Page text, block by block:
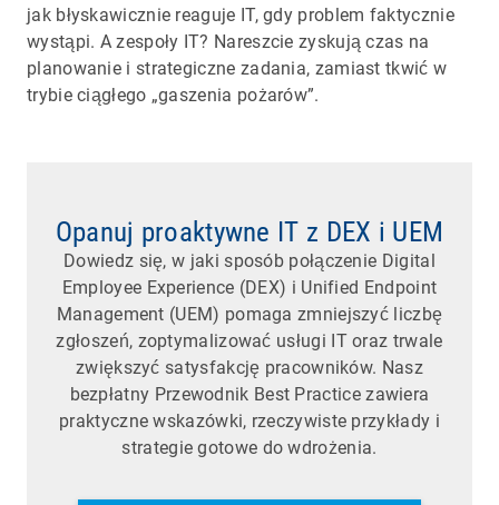
jak błyskawicznie reaguje IT, gdy problem faktycznie
wystąpi. A zespoły IT? Nareszcie zyskują czas na
planowanie i strategiczne zadania, zamiast tkwić w
trybie ciągłego „gaszenia pożarów”.
Opanuj proaktywne IT z DEX i UEM
Dowiedz się, w jaki sposób połączenie Digital
Employee Experience (DEX) i Unified Endpoint
Management (UEM) pomaga zmniejszyć liczbę
zgłoszeń, zoptymalizować usługi IT oraz trwale
zwiększyć satysfakcję pracowników. Nasz
bezpłatny Przewodnik Best Practice zawiera
praktyczne wskazówki, rzeczywiste przykłady i
strategie gotowe do wdrożenia.